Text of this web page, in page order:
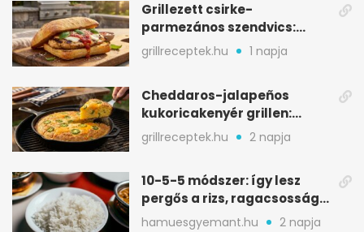
Grillezett csirke-
parmezános szendvics:
ropogós csirke, olvadó sajt
grillreceptek.hu 1 napja
Cheddaros-jalapeños
kukoricakenyér grillen:
ropogós alj, puha belső
grillreceptek.hu 2 napja
10-5-5 módszer: így lesz
pergős a rizs, ragacsosság
nélkül
hamuesgyemant.hu 2 napja